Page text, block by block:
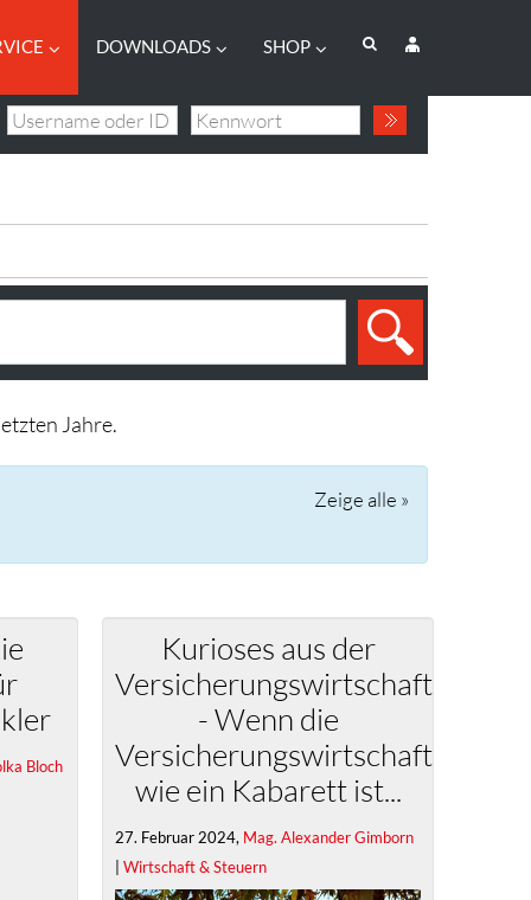
DOWNLOADS SHOP
Jahre.
Zeige alle »
Bloch
Kurioses aus der
Versicherungswirtschaft
- Wenn die
Versicherungswirtschaft
wie ein Kabarett ist...
27. Februar 2024, Mag. Alexander Gimborn
Wirtschaft & Steuern